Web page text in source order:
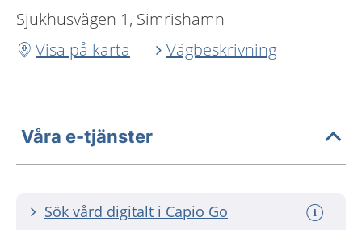
Sjukhusvägen 1, Simrishamn
Visa på karta
Vägbeskrivning
Våra e-tjänster
Sök vård digitalt i Capio Go